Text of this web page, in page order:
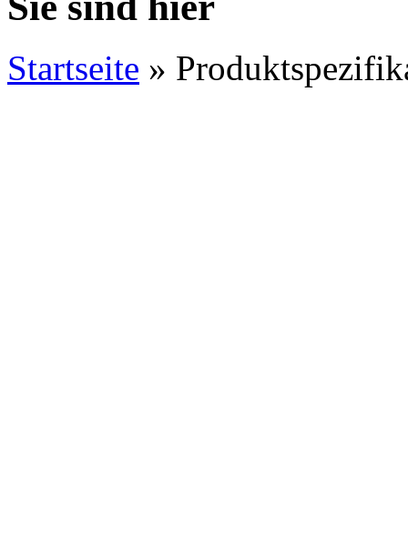
Startseite »